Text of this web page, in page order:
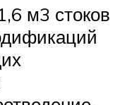
м3 стоков